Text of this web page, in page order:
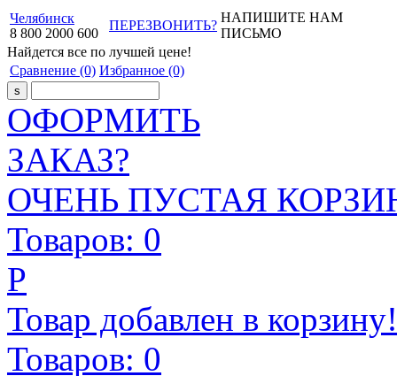
Челябинск
8 800 2000 600
ПЕРЕЗВОНИТЬ?
НАПИШИТЕ НАМ
ПИСЬМО
Найдется все по лучшей цене!
Сравнение (0) Избранное (0)
ОФОРМИТЬ
ЗАКАЗ?
ОЧЕНЬ ПУСТАЯ
Товаров: 0
Р
Товар добавлен в корзину!
Товаров: 0